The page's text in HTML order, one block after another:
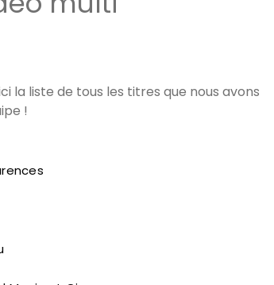
la liste de tous les titres que nous avons
!